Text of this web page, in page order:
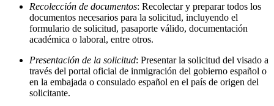
Recolección de documentos: Recolectar y preparar todos los
documentos necesarios para la solicitud, incluyendo el
formulario de solicitud, pasaporte válido, documentación
académica o laboral, entre otros.
Presentación de la solicitud: Presentar la solicitud del visado a
través del portal oficial de inmigración del gobierno español o
en la embajada o consulado español en el país de origen del
solicitante.